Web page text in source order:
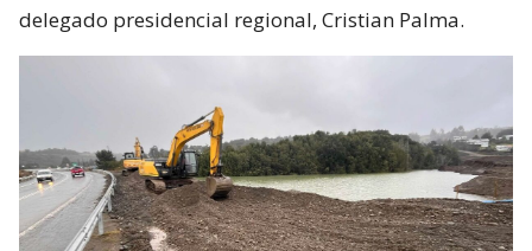
delegado presidencial regional, Cristian Palma.